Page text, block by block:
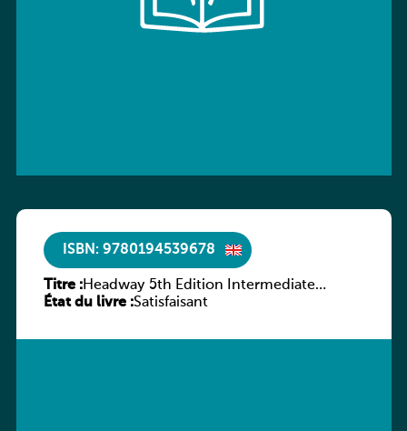
ISBN: 9780194539678
Titre :Headway 5th Edition Intermediate
Workbook without key
État du livre :Satisfaisant